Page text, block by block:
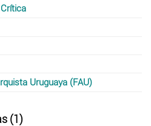
Crítica
Uruguaya (FAU)
(1)